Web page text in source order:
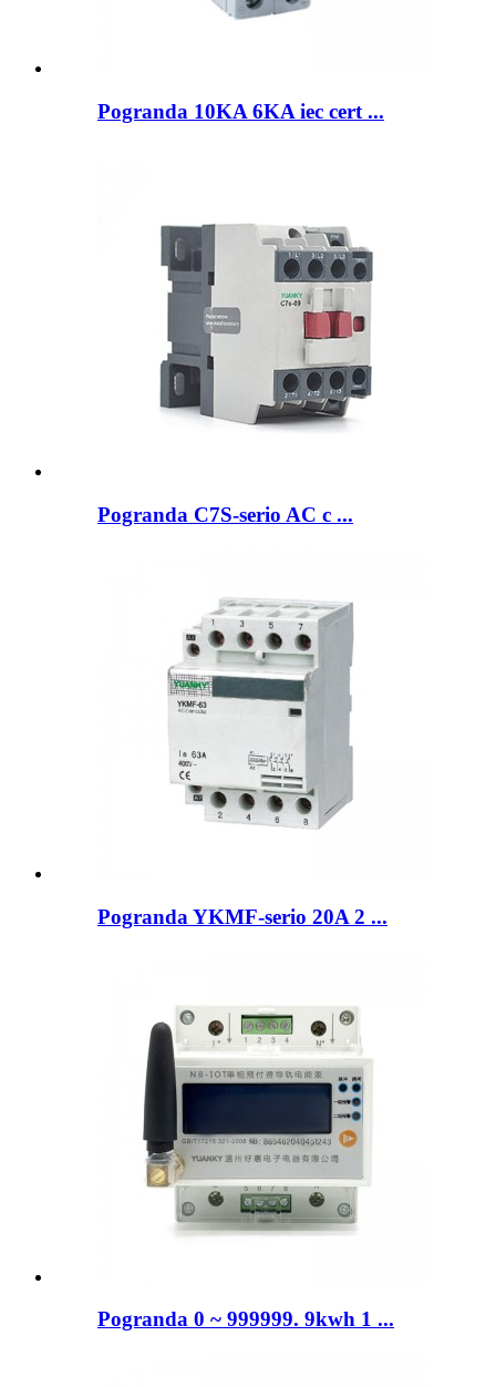
Pogranda 10KA 6KA iec cert ...
Pogranda C7S-serio AC c ...
Pogranda YKMF-serio 20A 2 ...
Pogranda 0 ~ 999999. 9kwh 1 ...